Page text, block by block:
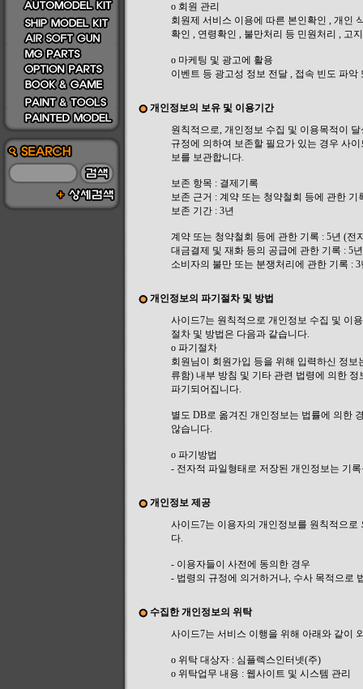
ο 회원 관리
회원제 서비스 이용에 따른 본인확인 , 개인
확인 , 연령확인 , 불만처리 등 민원처리 , 고
ο 마케팅 및 광고에 활용
이벤트 등 광고성 정보 전달 , 접속 빈도 파
개인정보의 보유 및 이용기간
원칙적으로, 개인정보 수집 및 이용목적이
규정에 의하여 보존할 필요가 있는 경우 사
보를 보관합니다.
보존 항목 : 결제기록
보존 근거 : 계약 또는 청약철회 등에 관한 기
보존 기간 : 3년
계약 또는 청약철회 등에 관한 기록 : 5년 (
대금결제 및 재화 등의 공급에 관한 기록 : 5
소비자의 불만 또는 분쟁처리에 관한 기록 :
개인정보의 파기절차 및 방법
사이드7는 원칙적으로 개인정보 수집 및 이
절차 및 방법은 다음과 같습니다.
ο 파기절차
회원님이 회원가입 등을 위해 입력하신 정
류함) 내부 방침 및 기타 관련 법령에 의한
파기되어집니다.
별도 DB로 옮겨진 개인정보는 법률에 의한
않습니다.
ο 파기방법
- 전자적 파일형태로 저장된 개인정보는 기
개인정보 제공
사이드7는 이용자의 개인정보를 원칙적으
다.
- 이용자들이 사전에 동의한 경우
- 법령의 규정에 의거하거나, 수사 목적으로
수집한 개인정보의 위탁
사이드7는 서비스 이행을 위해 아래와 같이
ο 위탁 대상자 : 심플렉스인터넷(주)
ο 위탁업무 내용 : 웹사이트 및 시스템 관리